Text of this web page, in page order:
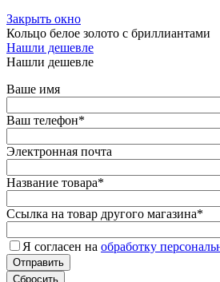
Закрыть окно
Кольцо белое золото с бриллиантами
Нашли дешевле
Нашли дешевле
Ваше имя
Ваш телефон*
Электронная почта
Название товара*
Ссылка на товар другого магазина*
Я согласен на обработку